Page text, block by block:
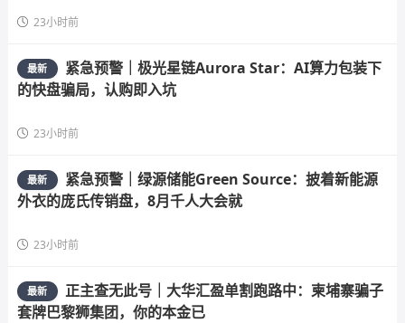
23小时前
最新
紧急预警｜极光星链Aurora Star：AI算力包装下
的快盘骗局，认购即入坑
23小时前
最新
紧急预警｜绿源储能Green Source：披着新能源
外衣的庞氏传销盘，8月千人大会就
23小时前
最新
正主查无此号｜大华汇盈单割跑路中：柬埔寨骗子
套牌巴黎狮集团，你的本金已